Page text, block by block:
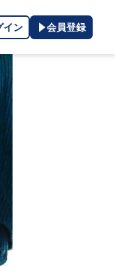
イン 会員登録